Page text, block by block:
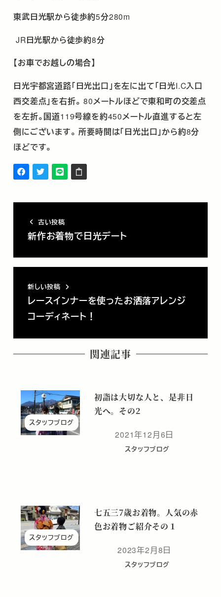
東武日光駅から徒歩約5分280m
JR日光駅から徒歩約8分
【お車でお越しの場合】
日光宇都宮道路「日光出口」を左に出て「日光I.C入口
西交差点」を右折。 80メートルほどで東和町の交差点
を左折。国道119号線を約450メートル直進すると左
側にございます。 所要時間は「日光出口」から約8分
ほどです。
古い投稿
新作お着物で日光デート
新しい投稿
レースインナーを使ったお洒落アレンジ
コーディネート！
関連記事
スタッフブログ
初詣は大切な人と、是非日
光へ。その2
投稿日
2021年12月6日
スタッフブログ
スタッフブログ
七五三7歳お着物。人気の赤
色お着物ご紹介その１
投稿日
2023年2月8日
スタッフブログ